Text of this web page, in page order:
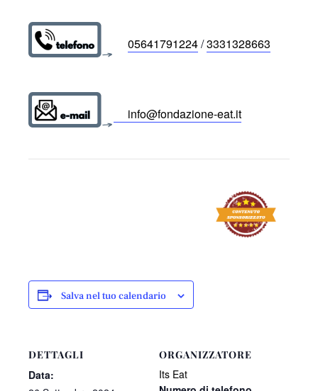
05641791224/3331328663
info@fondazione-eat.it
Salva nel tuo calendario
DETTAGLI
Data:
ORGANIZZATORE
Its Eat